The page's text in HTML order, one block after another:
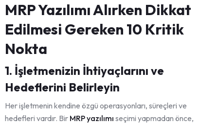
MRP Yazılımı Alırken Dikkat
Edilmesi Gereken 10 Kritik
Nokta
1. İşletmenizin İhtiyaçlarını ve
Hedeflerini Belirleyin
Her işletmenin kendine özgü operasyonları, süreçleri ve
hedefleri vardır. Bir MRP yazılımı seçimi yapmadan önce,